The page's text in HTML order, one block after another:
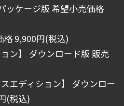
ッケージ版 希望小売価格
格 9,900円(税込)
ョン】 ダウンロード版 販売
エディション】 ダウンロー
(税込)